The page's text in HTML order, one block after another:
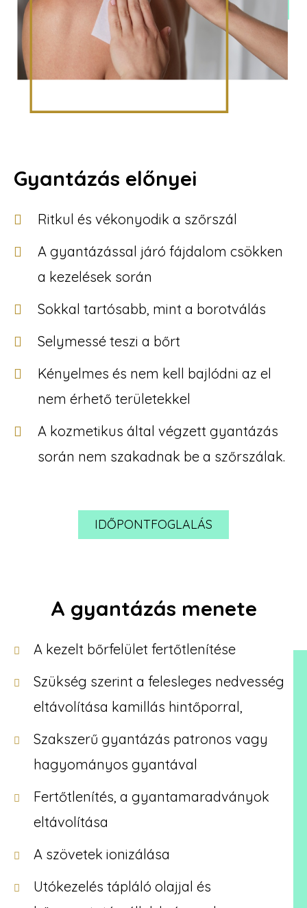
Gyantázás előnyei
Ritkul és vékonyodik a szőrszál
A gyantázással járó fájdalom csökken
a kezelések során
Sokkal tartósabb, mint a borotválás
Selymessé teszi a bőrt
Kényelmes és nem kell bajlódni az el
nem érhető területekkel
A kozmetikus által végzett gyantázás
során nem szakadnak be a szőrszálak.
IDŐPONTFOGLALÁS
A gyantázás menete
A kezelt bőrfelület fertőtlenítése
Szükség szerint a felesleges nedvesség
eltávolítása kamillás hintőporral,
Szakszerű gyantázás patronos vagy
hagyományos gyantával
Fertőtlenítés, a gyantamaradványok
eltávolítása
A szövetek ionizálása
Utókezelés tápláló olajjal és